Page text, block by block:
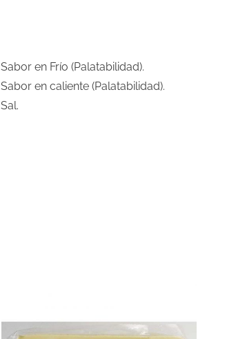
Sabor en Frío (Palatabilidad).
Sabor en caliente (Palatabilidad).
Sal.